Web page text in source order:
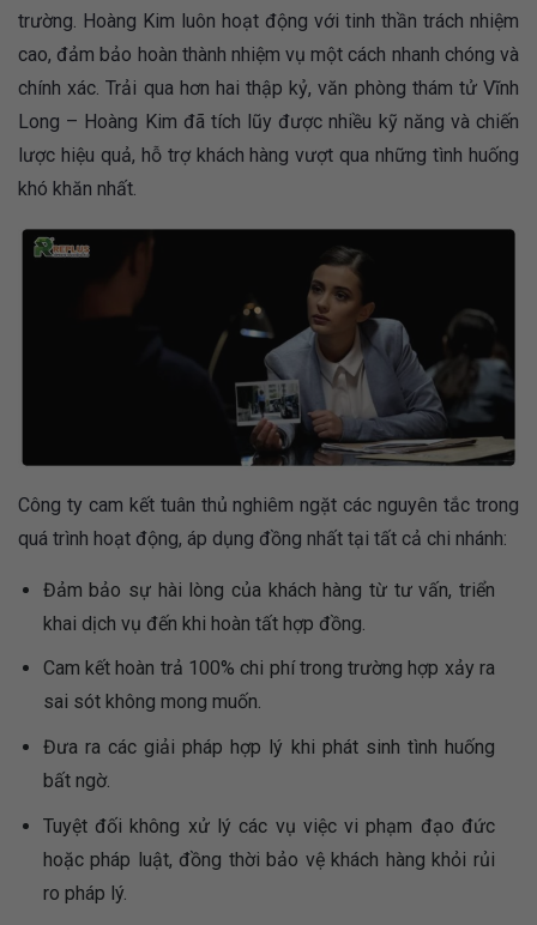
trường. Hoàng Kim luôn hoạt động với tinh thần trách nhiệm
cao, đảm bảo hoàn thành nhiệm vụ một cách nhanh chóng và
chính xác. Trải qua hơn hai thập kỷ, văn phòng thám tử Vĩnh
Long – Hoàng Kim đã tích lũy được nhiều kỹ năng và chiến
lược hiệu quả, hỗ trợ khách hàng vượt qua những tình huống
khó khăn nhất.
Công ty cam kết tuân thủ nghiêm ngặt các nguyên tắc trong
quá trình hoạt động, áp dụng đồng nhất tại tất cả chi nhánh:
Đảm bảo sự hài lòng của khách hàng từ tư vấn, triển
khai dịch vụ đến khi hoàn tất hợp đồng.
Cam kết hoàn trả 100% chi phí trong trường hợp xảy ra
sai sót không mong muốn.
Đưa ra các giải pháp hợp lý khi phát sinh tình huống
bất ngờ.
Tuyệt đối không xử lý các vụ việc vi phạm đạo đức
hoặc pháp luật, đồng thời bảo vệ khách hàng khỏi rủi
ro pháp lý.